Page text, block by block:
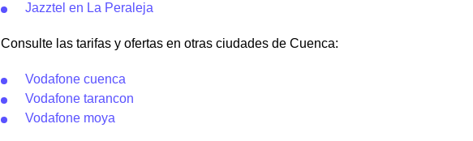
Jazztel en La Peraleja
Consulte las tarifas y ofertas en otras ciudades de Cuenca:
Vodafone cuenca
Vodafone tarancon
Vodafone moya